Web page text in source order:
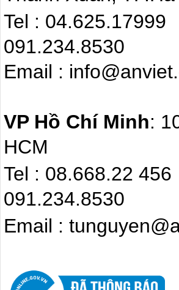
Tel :
091.234.8530
Email :
VP Hồ Chí Minh:
HCM
Tel :
091.234.8530
Email :